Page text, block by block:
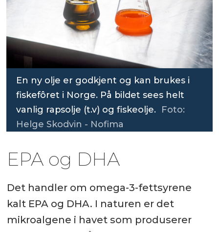
En ny olje er godkjent og kan brukes i
fiskefôret i Norge. På bildet sees helt
vanlig rapsolje (t.v) og fiskeolje. Foto:
Helge Skodvin - Nofima
EPA og DHA
Det handler om omega-3-fettsyrene
kalt EPA og DHA. I naturen er det
mikroalgene i havet som produserer